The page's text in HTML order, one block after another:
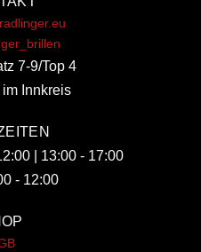
7-9/Top 4
Innkreis
| 13:00 - 17:00
- 12:00